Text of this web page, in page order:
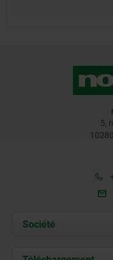
5,
Société
À propos de nous